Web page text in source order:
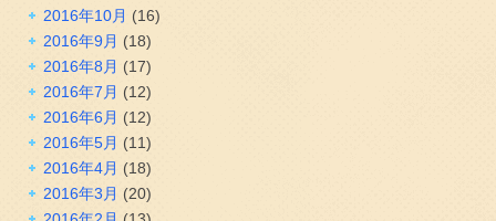
2016年10月 (16)
2016年9月 (18)
2016年8月 (17)
2016年7月 (12)
2016年6月 (12)
2016年5月 (11)
2016年4月 (18)
2016年3月 (20)